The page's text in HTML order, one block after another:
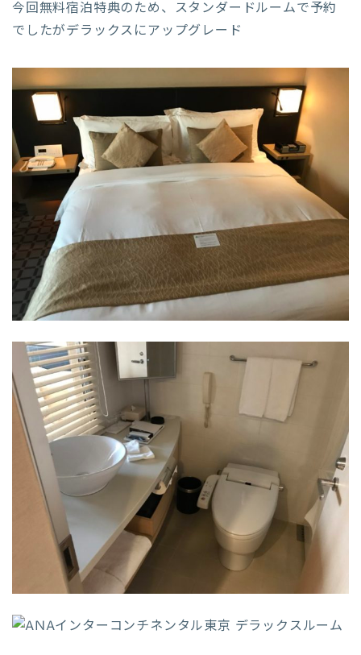
今回無料宿泊特典のため、スタンダードルームで予約
でしたがデラックスにアップグレード